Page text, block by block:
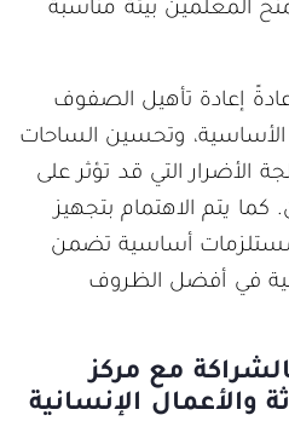
المعلمين بيئة مناسبة
إعادة تأهيل الصفوف
الأساسية، وتحسين الساحات
الأضرار التي قد تؤثر على
يتم الاهتمام بتجهيز
أساسية تضمن
في أفضل الظروف
مع مركز
والأعمال الإنسانية